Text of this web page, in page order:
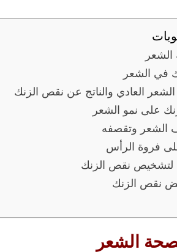
في الشعر
العادي والناتج عن نقص الزنك
على نمو الشعر
الشعر وتقصفه
فروة الرأس
لتشخيص نقص الزنك
نقص الزنك
الشعر